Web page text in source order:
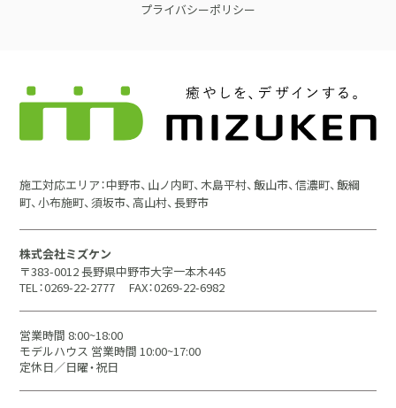
プライバシーポリシー
施工対応エリア：中野市、山ノ内町、木島平村、飯山市、信濃町、飯綱
町、小布施町、須坂市、高山村、長野市
株式会社ミズケン
〒383-0012 長野県中野市大字一本木445
TEL：0269-22-2777
FAX：0269-22-6982
営業時間 8:00~18:00
モデルハウス 営業時間 10:00~17:00
定休日／日曜・祝日